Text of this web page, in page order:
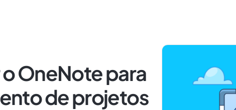
OneNote para
de projetos